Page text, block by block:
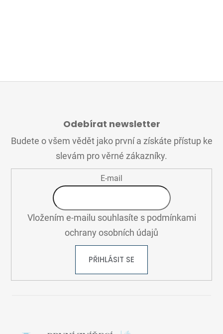
Odebírat newsletter
Budete o všem vědět jako první a získáte přístup ke
slevám pro věrné zákazníky.
E-mail
Vložením e-mailu souhlasíte s podmínkami
ochrany osobních údajů
PŘIHLÁSIT SE